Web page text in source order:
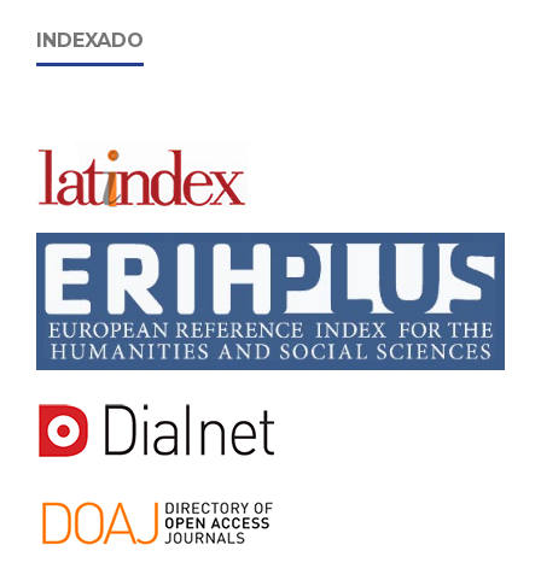
INDEXADO